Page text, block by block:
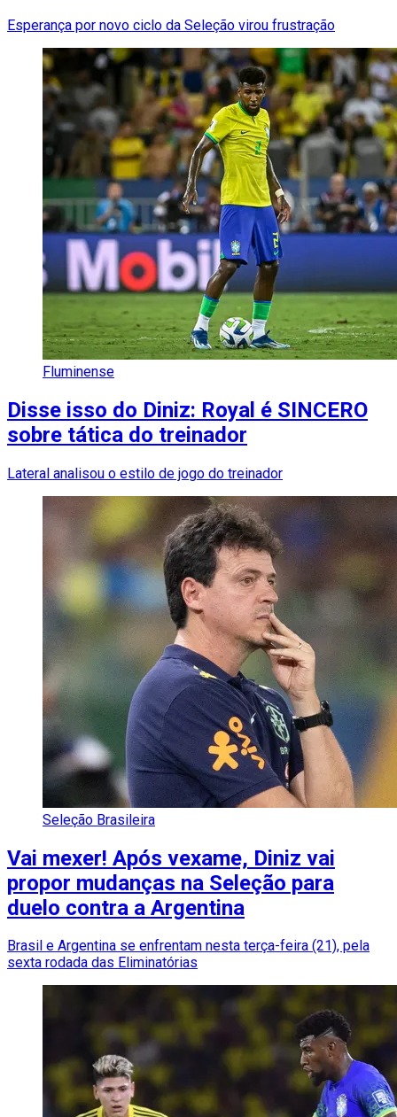
Esperança por novo ciclo da Seleção virou frustração
Fluminense
Disse isso do Diniz: Royal é SINCERO
sobre tática do treinador
Lateral analisou o estilo de jogo do treinador
Seleção Brasileira
Vai mexer! Após vexame, Diniz vai
propor mudanças na Seleção para
duelo contra a Argentina
Brasil e Argentina se enfrentam nesta terça-feira (21), pela
sexta rodada das Eliminatórias